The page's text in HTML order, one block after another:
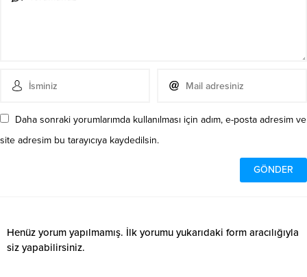
Daha sonraki yorumlarımda kullanılması için adım, e-posta adresim ve
site adresim bu tarayıcıya kaydedilsin.
Henüz yorum yapılmamış. İlk yorumu yukarıdaki form aracılığıyla
siz yapabilirsiniz.